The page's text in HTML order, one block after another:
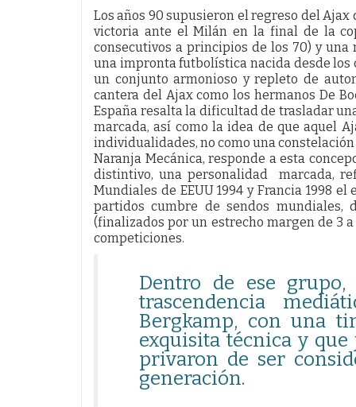
Los años 90 supusieron el regreso del
victoria ante el Milán en la final de la
consecutivos a principios de los 70) y una
una impronta futbolística nacida desde los
un conjunto armonioso y repleto de
cantera del Ajax como los hermanos De
España resalta la dificultad de trasladar
marcada, así como la idea de que aquel
individualidades, no como una
Naranja Mecánica, responde a esta
distintivo, una personalidad marcada,
Mundiales de EEUU 1994 y Francia 1998
partidos cumbre de sendos
(finalizados por un estrecho margen de 3
competiciones.
Dentro de ese
trascendencia
Bergkamp, con una
exquisita técnica y
privaron de ser
generación.